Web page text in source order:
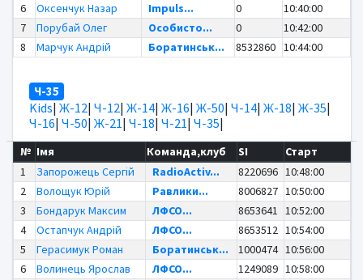
6
Оксенчук Назар Impuls... 0
10:40:00
7
Порубай Олег Особисто... 0
10:42:00
8
Марчук Андрій Боратинськ... 8532860 10:44:00
Ч-35
Kids| Ж-12| Ч-12| Ж-14| Ж-16| Ж-50| Ч-14| Ж-18| Ж-35|
Ч-16| Ч-50| Ж-21| Ч-18| Ч-21| Ч-35|
№ Імя Команда,клуб SI
Старт
1
Запорожець Сергій RadioActiv... 8220696 10:48:00
2
Волощук Юрій Равлики... 8006827 10:50:00
3
Бондарук Максим ЛФСО... 8653641 10:52:00
4
Остапчук Андрій ЛФСО... 8653512 10:54:00
5
Герасимук Роман Боратинськ... 1000474 10:56:00
6
Волинець Ярослав ЛФСО... 1249089 10:58:00